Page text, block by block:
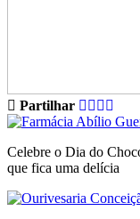
Partilhar
Celebre o Dia do
que fica uma delícia